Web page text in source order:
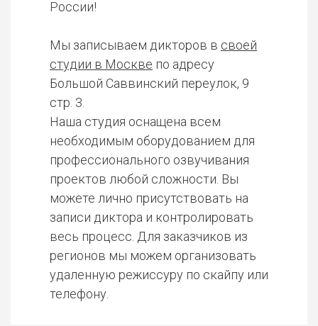
России!
Мы записываем дикторов в своей
студии в Москве по адресу
Большой Саввинский переулок, 9
стр. 3.
Наша студия оснащена всем
необходимым оборудованием для
профессионального озвучивания
проектов любой сложности. Вы
можете лично присутствовать на
записи диктора и контролировать
весь процесс. Для заказчиков из
регионов мы можем организовать
удаленную режиссуру по скайпу или
телефону.